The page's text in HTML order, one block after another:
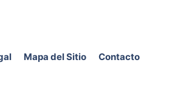
Mapa del Sitio
Contacto